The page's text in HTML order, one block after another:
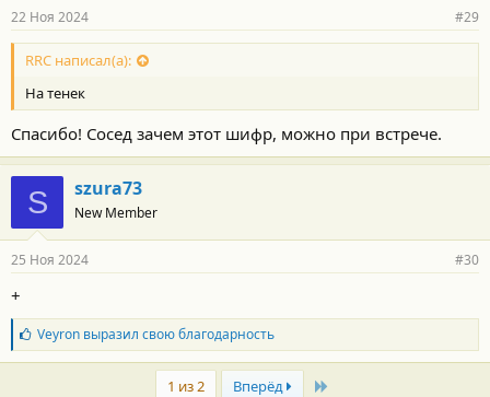
н
о
с
и
:
22 Ноя 2024 #29
RRC написал(а):
На тенек
Спасибо! Сосед зачем этот шифр, можно при встрече.
S szura73
New Member
25 Ноя 2024 #30
+
Б
л
а
Veyronвыразил свою благодарность
1 из 2 Вперёд Last